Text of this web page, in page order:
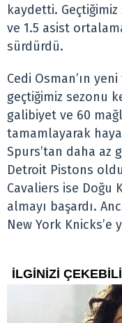
kaydetti.
ve 1.5 asist
sürdürdü.
Cedi Osman’ın
geçtiğimiz sezonu
galibiyet ve 60
tamamlayarak
Spurs’tan daha az
Detroit Pistons
Cavaliers ise Doğu
almayı başardı.
New York